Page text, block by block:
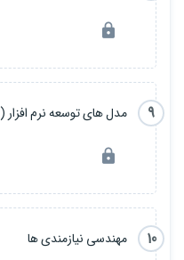
9 مدل های توسعه نرم افزار ( 2 )
10 مهندسی نیازمندی ها